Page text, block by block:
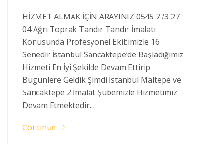
HİZMET ALMAK İÇİN ARAYINIZ 0545 773 27
04 Ağrı Toprak Tandır Tandır İmalatı
Konusunda Profesyonel Ekibimizle 16
Senedir İstanbul Sancaktepe’de Başladığımız
Hizmeti En İyi Şekilde Devam Ettirip
Bugünlere Geldik Şimdi İstanbul Maltepe ve
Sancaktepe 2 İmalat Şubemizle Hizmetimiz
Devam Etmektedir…
Continue